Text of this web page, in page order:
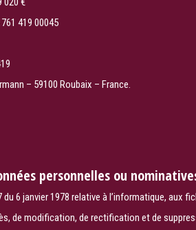
419 00045
– 59100 Roubaix – France.
personnelles ou
du 6 janvier 1978 relative à l’informatique,
de modification, de rectification et de